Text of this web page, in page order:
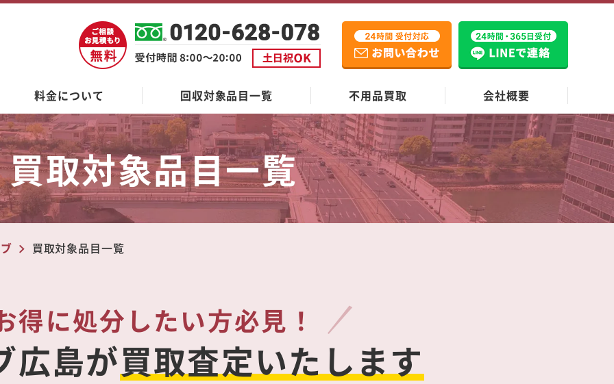
料金について 回収対象品目一覧 不用品買取 会社概要
買取対象品目一覧
買取対象品目一覧
得に処分したい方必見！
広島が買取査定いたします